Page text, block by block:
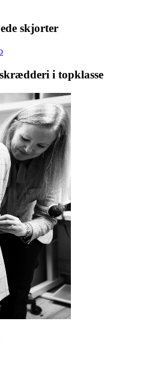
skjorter
i topklasse